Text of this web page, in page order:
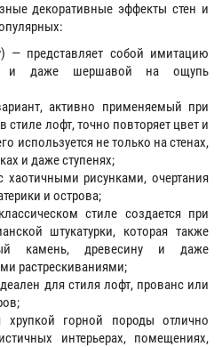
декоративные эффекты стен и
— представляет собой имитацию
и даже шершавой на ощупь
активно применяемый при
стиле лофт, точно повторяет цвет и
используется не только на стенах,
и даже ступенях;
хаотичными рисунками, очертания
и острова;
стиле создается при
штукатурки, которая также
камень, древесину и даже
растрескиваниями;
для стиля лофт, прованс или
хрупкой горной породы отлично
интерьерах, помещениях,